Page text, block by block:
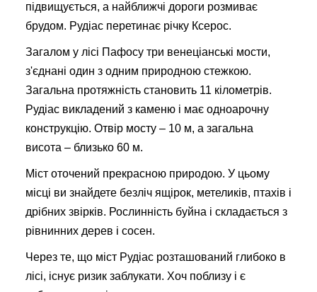
підвищується, а найближчі дороги розмиває
брудом. Рудіас перетинає річку Ксерос.
Загалом у лісі Пафосу три венеціанські мости,
з'єднані один з одним природною стежкою.
Загальна протяжність становить 11 кілометрів.
Рудіас викладений з каменю і має одноарочну
конструкцію. Отвір мосту – 10 м, а загальна
висота – близько 60 м.
Міст оточений прекрасною природою. У цьому
місці ви знайдете безліч ящірок, метеликів, птахів і
дрібних звірків. Рослинність буйна і складається з
рівнинних дерев і сосен.
Через те, що міст Рудіас розташований глибоко в
лісі, існує ризик заблукати. Хоч поблизу і є